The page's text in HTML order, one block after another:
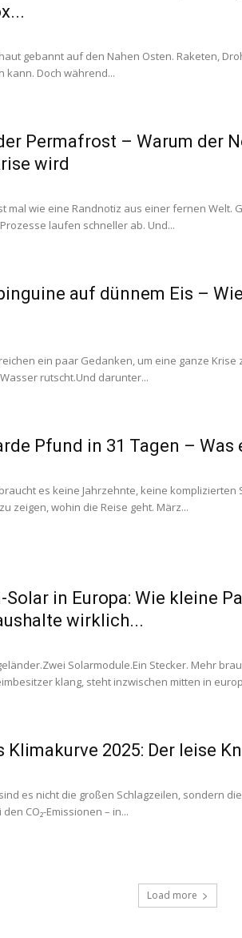
gebannt auf den Nahen Osten. Raketen,
kann. Doch während...
Permafrost – Warum der
wird
mal wie eine Randnotiz aus einer fernen
laufen schneller ab. Und...
auf dünnem Eis –
ein paar Gedanken, um eine ganze
rutscht.Und darunter...
Pfund in 31 Tagen –
es keine Jahrzehnte, keine
zeigen, wohin die Reise geht. März...
Solar in Europa: Wie kleine
wirklich...
Solarmodule.Ein Stecker. Mehr
klang, steht inzwischen mitten in
Klimakurve 2025: Der leise
es nicht die großen Schlagzeilen, sondern
CO₂-Emissionen – in...
Load more